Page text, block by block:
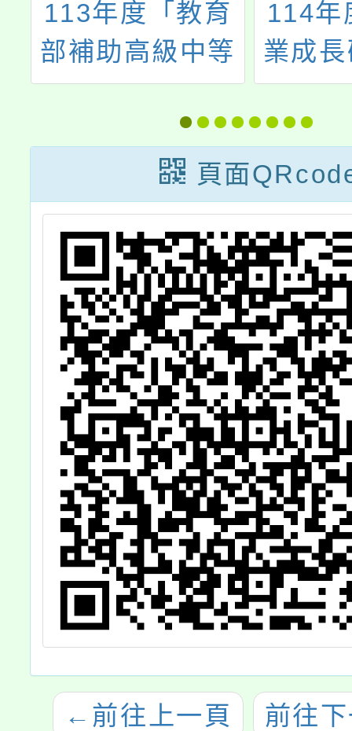
114年度教師專
業成長研習實施
計畫-夢的N次方
素養工作坊-桃園
114年
學識
字金
頁面
← 前往上一頁 前往